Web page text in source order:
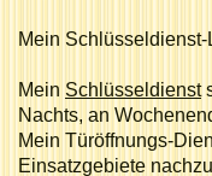
Mein
Mein Schlüsseldienst
Nachts, an
Mein Türöffnungs-
Einsatzgebiete